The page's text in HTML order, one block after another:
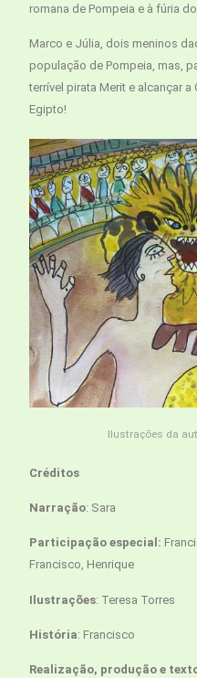
romana de Pompeia e à fúria
Marco e Júlia, dois meninos
população de Pompeia, mas,
terrível pirata Merit e alcançar a
Egipto!
Ilustrações da
Créditos
Narração: Sara
Participação especial:
Francisco, Henrique
Ilustrações: Teresa Torres
História: Francisco
Realização, produção e